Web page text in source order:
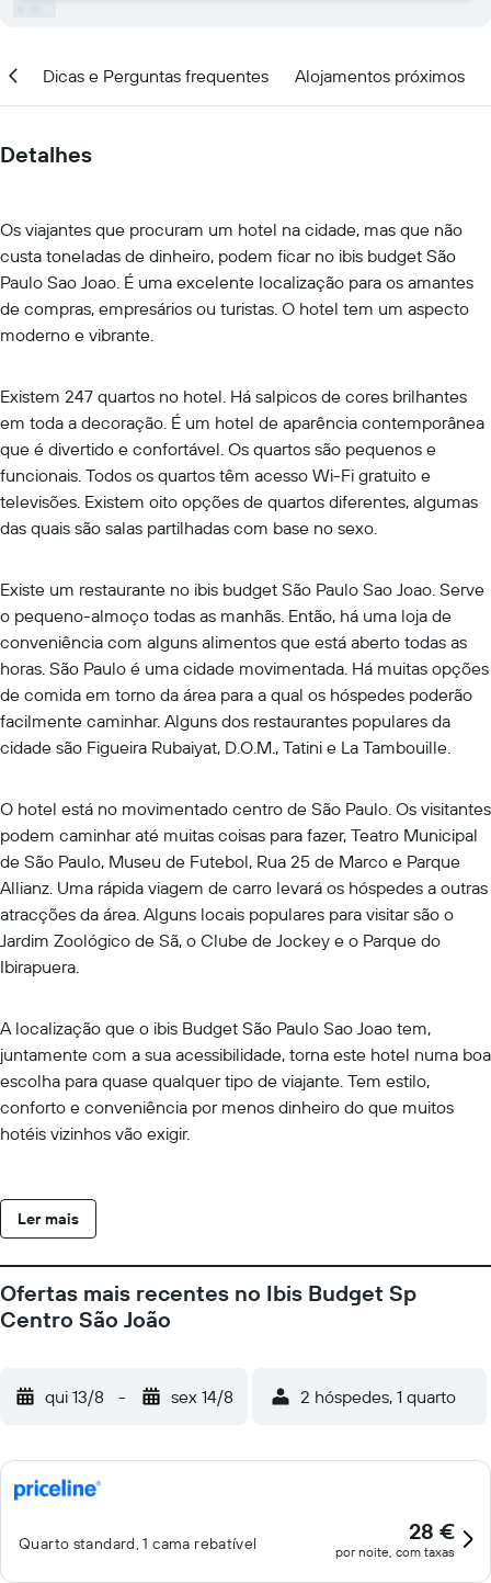
Dicas e Perguntas frequentes Alojamentos próximos
Detalhes
Os viajantes que procuram um hotel na cidade, mas que não
custa toneladas de dinheiro, podem ficar no ibis budget São
Paulo Sao Joao. É uma excelente localização para os amantes
de compras, empresários ou turistas. O hotel tem um aspecto
moderno e vibrante.
Existem 247 quartos no hotel. Há salpicos de cores brilhantes
em toda a decoração. É um hotel de aparência contemporânea
que é divertido e confortável. Os quartos são pequenos e
funcionais. Todos os quartos têm acesso Wi-Fi gratuito e
televisões. Existem oito opções de quartos diferentes, algumas
das quais são salas partilhadas com base no sexo.
Existe um restaurante no ibis budget São Paulo Sao Joao. Serve
o pequeno-almoço todas as manhãs. Então, há uma loja de
conveniência com alguns alimentos que está aberto todas as
horas. São Paulo é uma cidade movimentada. Há muitas opções
de comida em torno da área para a qual os hóspedes poderão
facilmente caminhar. Alguns dos restaurantes populares da
cidade são Figueira Rubaiyat, D.O.M., Tatini e La Tambouille.
O hotel está no movimentado centro de São Paulo. Os visitantes
podem caminhar até muitas coisas para fazer, Teatro Municipal
de São Paulo, Museu de Futebol, Rua 25 de Marco e Parque
Allianz. Uma rápida viagem de carro levará os hóspedes a outras
atracções da área. Alguns locais populares para visitar são o
Jardim Zoológico de Sã, o Clube de Jockey e o Parque do
Ibirapuera.
A localização que o ibis Budget São Paulo Sao Joao tem,
juntamente com a sua acessibilidade, torna este hotel numa boa
escolha para quase qualquer tipo de viajante. Tem estilo,
conforto e conveniência por menos dinheiro do que muitos
hotéis vizinhos vão exigir.
Ler mais
Ofertas mais recentes no Ibis Budget Sp
Centro São João
qui 13/8 - sex 14/8 2 hóspedes, 1 quarto
Quarto standard, 1 cama rebatível 28 €
por noite, com taxas